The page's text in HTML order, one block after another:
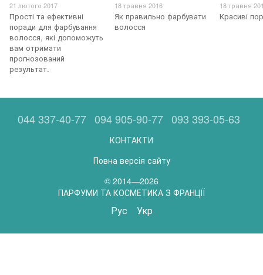
21 лютого 2017
Прості та ефективні
поради для фарбування
волосся, які допоможуть
вам отримати
прогнозований
результат.
18 травня 2016
Як правильно фарбувати
волосся
18 травня
Красиві
044 337-40-77 094 905-90-77 093 393-05-63
КОНТАКТИ
Повна версія сайту
© 2014—2026
ПАРФУМИ ТА КОСМЕТИКА З ФРАНЦІЇ
Рус Укр